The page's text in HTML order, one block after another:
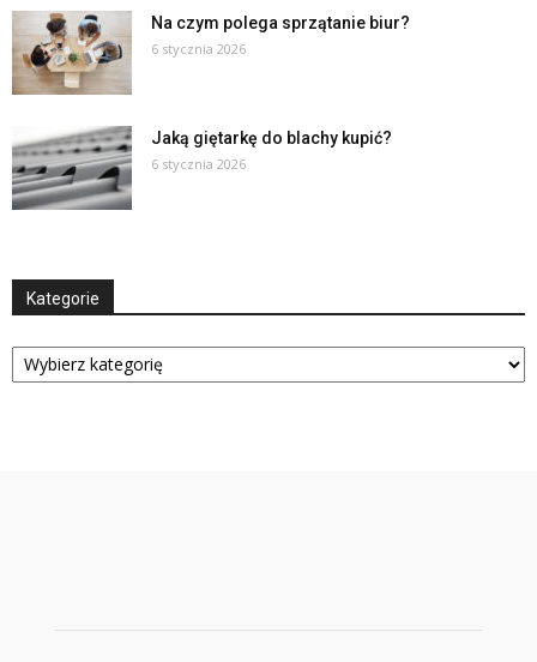
Na czym polega sprzątanie biur?
6 stycznia 2026
Jaką giętarkę do blachy kupić?
6 stycznia 2026
Kategorie
Kategorie